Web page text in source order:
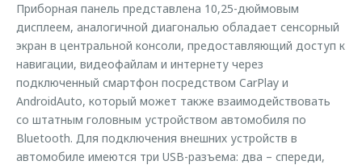
Приборная панель представлена 10,25-дюймовым
дисплеем, аналогичной диагональю обладает сенсорный
экран в центральной консоли, предоставляющий доступ к
навигации, видеофайлам и интернету через
подключенный смартфон посредством CarPlay и
AndroidAuto, который может также взаимодействовать
со штатным головным устройством автомобиля по
Bluetooth. Для подключения внешних устройств в
автомобиле имеются три USB-разъема: два – спереди,